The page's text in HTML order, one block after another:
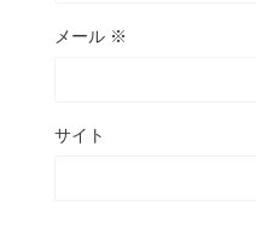
メール ※
サイト